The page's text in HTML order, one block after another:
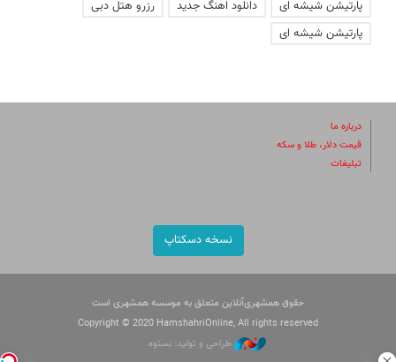
پارتیشن شیشه ای
دانلود اهنگ جدید
رزرو هتل دبی
پارتیشن شیشه ای
درباره ما
قیمت دلار، طلا و سکه
تبلیغات
نسخه دسکتاپ
حقوق همشهری‌آنلاین متعلق به موسسه همشهری است
Copyright © 2020 HamshahriOnline, All rights reserved
طراحی و تولید: نستوه